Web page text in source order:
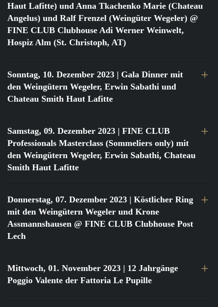
Haut Lafitte) und Anna Tkachenko Marie (Chateau
Angelus) und Ralf Frenzel (Weingüter Wegeler) @
FINE CLUB Clubhouse Adi Werner Weinwelt,
Hospiz Alm (St. Christoph, AT)
Sonntag, 10. Dezember 2023 | Gala Dinner mit
den Weingütern Wegeler, Erwin Sabathi und
Chateau Smith Haut Lafitte
Samstag, 09. Dezember 2023 | FINE CLUB
Professionals Masterclass (Sommeliers only) mit
den Weingütern Wegeler, Erwin Sabathi, Chateau
Smith Haut Lafitte
Donnerstag, 07. Dezember 2023 | Köstlicher Ring
mit den Weingütern Wegeler und Krone
Assmannshausen @ FINE CLUB Clubhouse Post
Lech
Mittwoch, 01. November 2023 | 12 Jahrgänge
Poggio Valente der Fattoria Le Pupille